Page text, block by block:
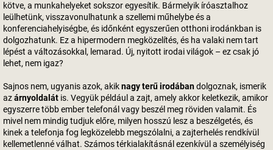
kötve, a munkahelyeket sokszor egyesítik. Bármelyik íróasztalhoz
leülhetünk, visszavonulhatunk a szellemi műhelybe és a
konferenciahelyiségbe, és időnként egyszerűen otthoni irodánkban is
dolgozhatunk. Ez a hipermodern megközelítés, és ha valaki nem tart
lépést a változásokkal, lemarad. Új, nyitott irodai világok – ez csak jó
lehet, nem igaz?
Sajnos nem, ugyanis azok, akiknagy terű irodábandolgoznak, ismerik
azárnyoldalát is. Vegyük például a zajt, amely akkor keletkezik, amikor
egyszerre több ember telefonál vagy beszél meg röviden valamit. És
mivel nem mindig tudjuk előre, milyen hosszú lesz a beszélgetés, és
kinek a telefonja fog legközelebb megszólalni, a zajterhelés rendkívül
kellemetlenné válhat. Számos térkialakításnál ezenkívül a személyiség